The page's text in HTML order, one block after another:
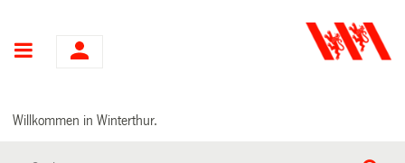
Hauptnavigation
Willkommen in Winterthur.